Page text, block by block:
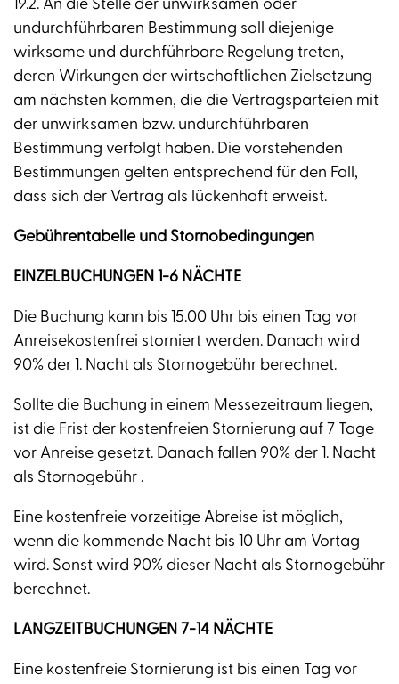
19.2. An die Stelle der unwirksamen oder
undurchführbaren Bestimmung soll diejenige
wirksame und durchführbare Regelung treten,
deren Wirkungen der wirtschaftlichen Zielsetzung
am nächsten kommen, die die Vertragsparteien mit
der unwirksamen bzw. undurchführbaren
Bestimmung verfolgt haben. Die vorstehenden
Bestimmungen gelten entsprechend für den Fall,
dass sich der Vertrag als lückenhaft erweist.
Gebührentabelle und Stornobedingungen
EINZELBUCHUNGEN 1-6 NÄCHTE
Die Buchung kann bis 15.00 Uhr bis einen Tag vor
Anreisekostenfrei storniert werden. Danach wird
90% der 1. Nacht als Stornogebühr berechnet.
Sollte die Buchung in einem Messezeitraum liegen,
ist die Frist der kostenfreien Stornierung auf 7 Tage
vor Anreise gesetzt. Danach fallen 90% der 1. Nacht
als Stornogebühr .
Eine kostenfreie vorzeitige Abreise ist möglich,
wenn die kommende Nacht bis 10 Uhr am Vortag
wird. Sonst wird 90% dieser Nacht als Stornogebühr
berechnet.
LANGZEITBUCHUNGEN 7-14 NÄCHTE
Eine kostenfreie Stornierung ist bis einen Tag vor